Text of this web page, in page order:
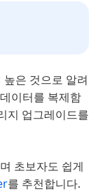
은 것으로 알려
이터를 복제함
지 업그레이드를
초보자도 쉽게
를 추천합니다.